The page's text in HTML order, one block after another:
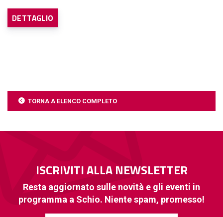
DETTAGLIO
TORNA A ELENCO COMPLETO
ISCRIVITI ALLA NEWSLETTER
Resta aggiornato sulle novità e gli eventi in
programma a Schio. Niente spam, promesso!